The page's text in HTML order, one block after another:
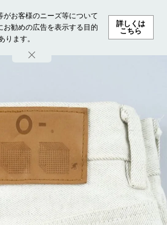
がお客様のニーズ等について
お勧めの広告を表示する目的
ります。
詳しくは
こちら
ランキング ファッション ビューテ